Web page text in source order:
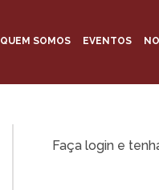
QUEM SOMOS EVENTOS
Faça login e